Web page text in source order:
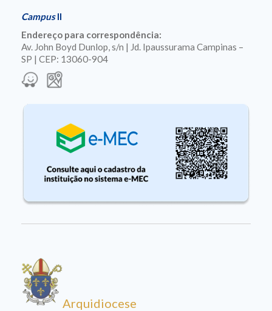
CampusII
Endereço para correspondência:
Av. John Boyd Dunlop, s/n | Jd. Ipaussurama Campinas –
SP | CEP: 13060-904
Arquidiocese